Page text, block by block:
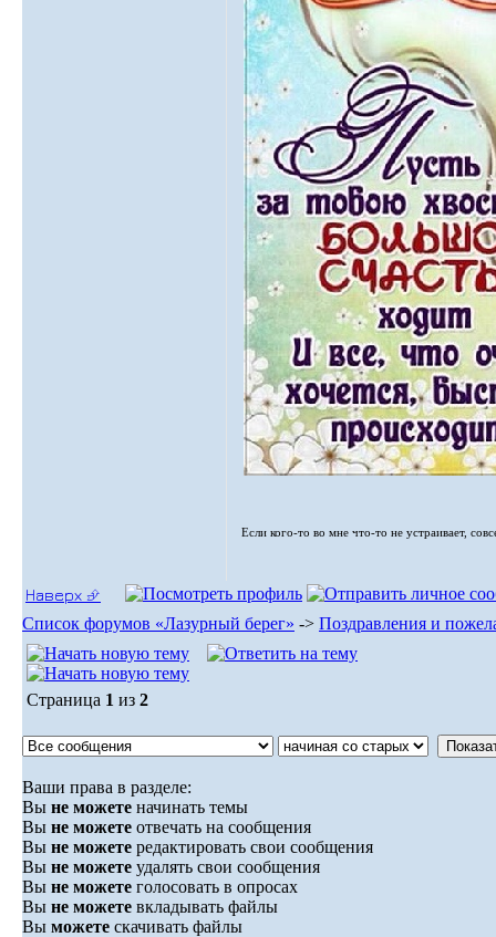
Если кого-то во мне что-то не устраивает,
Наверх ⮵
Список форумов «Лазурный берег» -> Поздравления и
Страница 1 из 2
Ваши права в разделе:
Вы не можете начинать темы
Вы не можете отвечать на сообщения
Вы не можете редактировать свои сообщения
Вы не можете удалять свои сообщения
Вы не можете голосовать в опросах
Вы не можете вкладывать файлы
Вы можете скачивать файлы